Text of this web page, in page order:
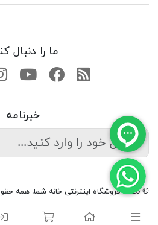
ما را دنبال
RSSفیسبوک
خبرنامه
© 2026 فروشگاه اینترنتی خانه شما. همه حقوق محفوظ است.